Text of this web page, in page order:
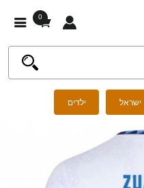
0
ישראל ילדים